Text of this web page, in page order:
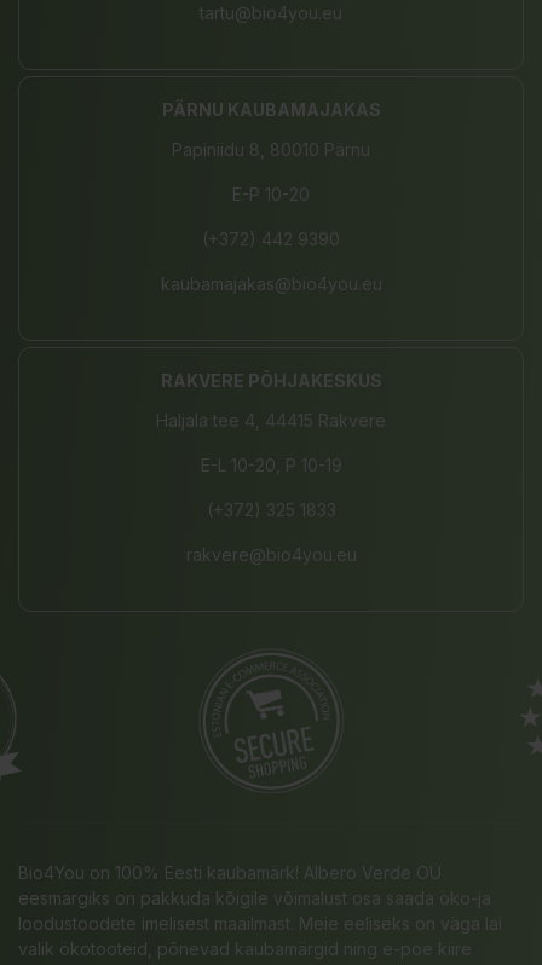
tartu@bio4you.eu
PÄRNU KAUBAMAJAKAS
Papiniidu 8, 80010 Pärnu
E-P 10-20
(+372) 442 9390
kaubamajakas@bio4you.eu
RAKVERE PÕHJAKESKUS
Haljala tee 4, 44415 Rakvere
E-L 10-20, P 10-19
(+372) 325 1833
rakvere@bio4you.eu
Bio4You on 100% Eesti kaubamärk! Albero Verde OÜ
eesmärgiks on pakkuda kõigile võimalust osa saada öko-ja
loodustoodete imelisest maailmast. Meie eeliseks on väga lai
valik ökotooteid, põnevad kaubamärgid ning e-poe kiire